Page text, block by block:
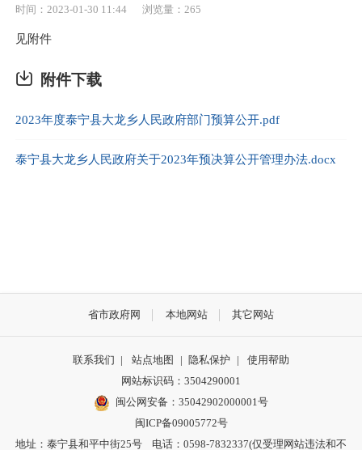
时间：2023-01-30 11:44
浏览量：265
见附件
附件下载
2023年度泰宁县大龙乡人民政府部门预算公开.pdf
泰宁县大龙乡人民政府关于2023年预决算公开管理办法.docx
省市政府网 本地网站 其它网站
联系我们 | 站点地图 | 隐私保护 |
使用帮助
网站标识码：3504290001
闽公网安备：35042902000001号
闽ICP备09005772号
地址：泰宁县和平中街25号 电话：0598-7832337(仅受理网站违法和不